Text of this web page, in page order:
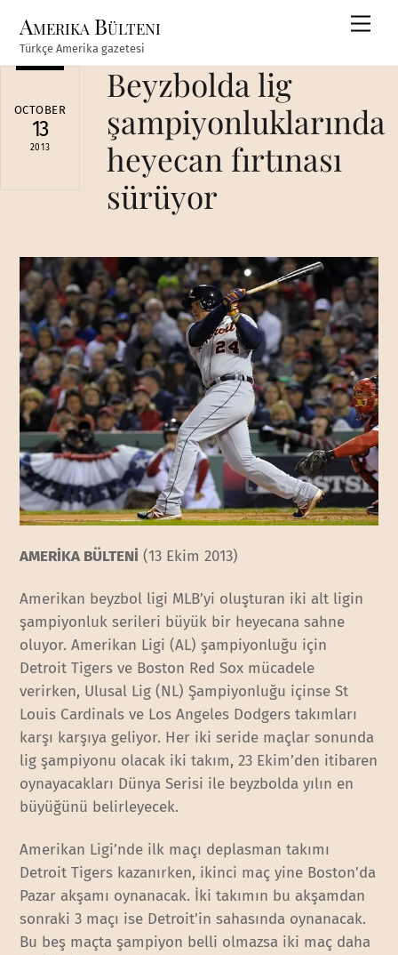
content
Amerika Bülteni
Türkçe Amerika gazetesi
OCTOBER
13
2013
Beyzbolda lig
şampiyonluklarında
heyecan fırtınası
sürüyor
AMERİKA BÜLTENİ (13 Ekim 2013)
Amerikan beyzbol ligi MLB’yi oluşturan iki alt ligin
şampiyonluk serileri büyük bir heyecana sahne
oluyor. Amerikan Ligi (AL) şampiyonluğu için
Detroit Tigers ve Boston Red Sox mücadele
verirken, Ulusal Lig (NL) Şampiyonluğu içinse St
Louis Cardinals ve Los Angeles Dodgers takımları
karşı karşıya geliyor. Her iki seride maçlar sonunda
lig şampiyonu olacak iki takım, 23 Ekim’den itibaren
oynayacakları Dünya Serisi ile beyzbolda yılın en
büyüğünü belirleyecek.
Amerikan Ligi’nde ilk maçı deplasman takımı
Detroit Tigers kazanırken, ikinci maç yine Boston’da
Pazar akşamı oynanacak. İki takımın bu akşamdan
sonraki 3 maçı ise Detroit’in sahasında oynanacak.
Bu beş maçta şampiyon belli olmazsa iki maç daha